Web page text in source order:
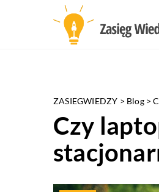
ZASIEGWIEDZY > Blog>
Czy